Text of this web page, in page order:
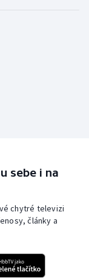
sebe i na
chytré televizi
články a